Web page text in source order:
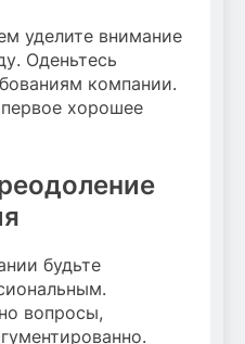
уделите внимание
Оденьтесь
компании.
хорошее
будьте
вопросы,